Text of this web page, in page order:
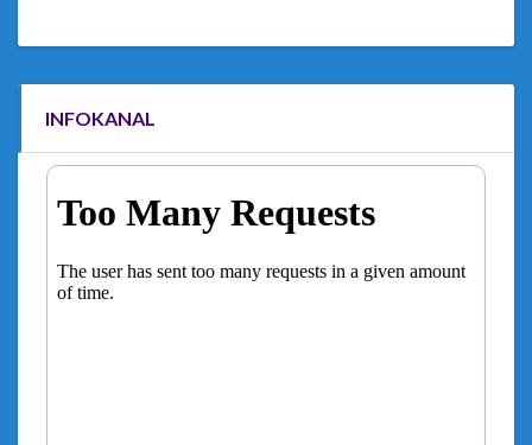
INFOKANAL